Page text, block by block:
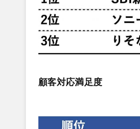
顧客対応満足度